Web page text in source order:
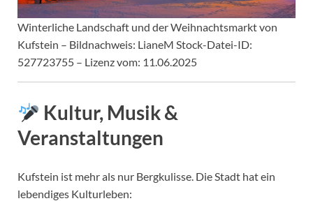
Winterliche Landschaft und der Weihnachtsmarkt von
Kufstein – Bildnachweis: LianeM Stock-Datei-ID:
527723755 – Lizenz vom: 11.06.2025
Kultur, Musik &
Veranstaltungen
Kufstein ist mehr als nur Bergkulisse. Die Stadt hat ein
lebendiges Kulturleben: